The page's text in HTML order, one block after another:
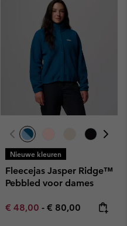
Nieuwe kleuren
Fleecejas Jasper Ridge™
Pebbled voor dames
Minimum sale price:
€ 48,00 - Maximum price:
€ 80,00